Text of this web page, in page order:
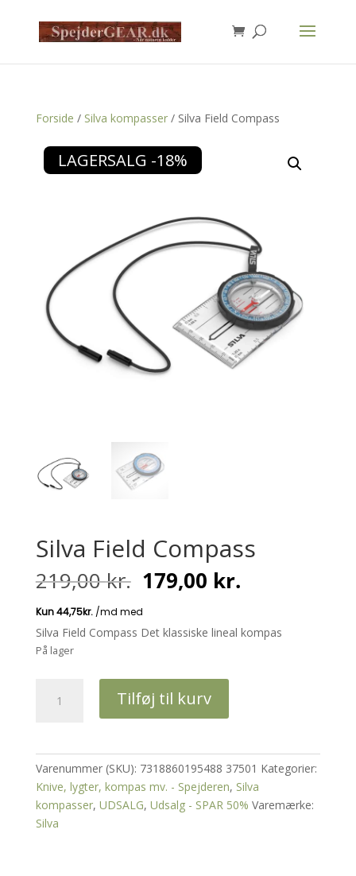
search
Forside / Silva kompasser/ Silva Field Compass
LAGERSALG -18%
Silva Field Compass
219,00kr. Den
oprindelige
pris
var:
179,00 kr.Den
aktuelle
er:
Silva Field Compass Det klassiske lineal kompas
På lager
Tilføj til kurv
Varenummer (SKU): 7318860195488 37501 Kategorier:
Knive, lygter, kompas mv. - Spejderen, Silva
kompasser, UDSALG, Udsalg - SPAR 50% Varemærke:
Silva